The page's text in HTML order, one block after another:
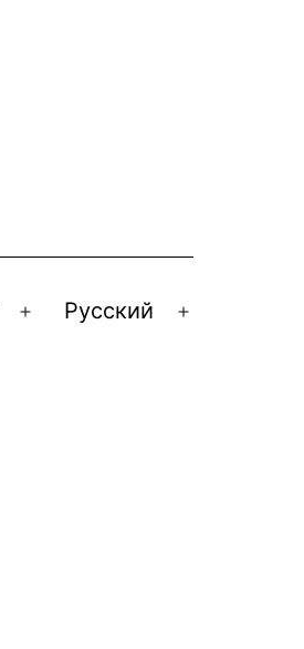
ОткрытьРусский
Открыть